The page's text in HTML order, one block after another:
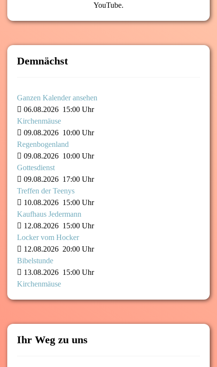
YouTube.
Demnächst
Ganzen Kalender ansehen
06.08.2026 15:00 Uhr
Kirchenmäuse
09.08.2026 10:00 Uhr
Regenbogenland
09.08.2026 10:00 Uhr
Gottesdienst
09.08.2026 17:00 Uhr
Treffen der Teenys
10.08.2026 15:00 Uhr
Kaufhaus Jedermann
12.08.2026 15:00 Uhr
Locker vom Hocker
12.08.2026 20:00 Uhr
Bibelstunde
13.08.2026 15:00 Uhr
Kirchenmäuse
Ihr Weg zu uns